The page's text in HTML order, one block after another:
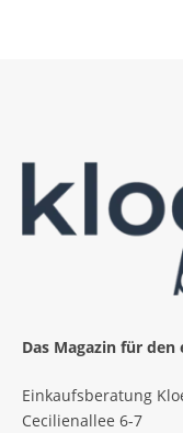
Das Magazin für
Einkaufsberatung
Cecilienallee 6-7